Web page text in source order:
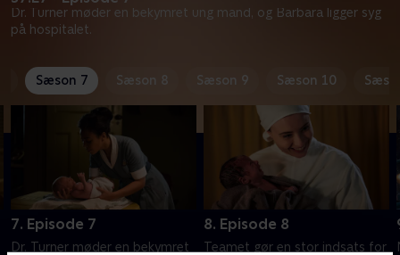
Dr. Turner møder en bekymret ung mand, og Barbara ligger syg
på hospitalet.
Sæson 7 Sæson 8 Sæson 9 Sæson 10
7. Episode 7
Dr. Turner møder en bekymret
8. Episode 8
Teamet gør en stor indsats for